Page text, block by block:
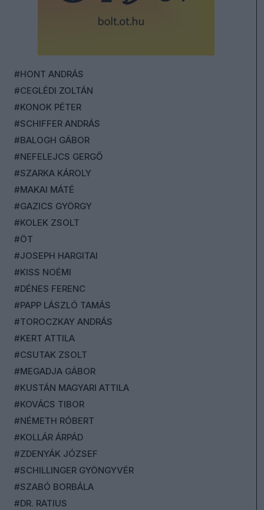
#HONT ANDRÁS
#CEGLÉDI ZOLTÁN
#KONOK PÉTER
#SCHIFFER ANDRÁS
#BALOGH GÁBOR
#NEFELEJCS GERGŐ
#SZARKA KÁROLY
#MAKAI MÁTÉ
#GAZICS GYÖRGY
#KOLEK ZSOLT
#ÖT
#JOSEPH HARGITAI
#KISS NOÉMI
#DÉNES FERENC
#PAPP LÁSZLÓ TAMÁS
#TOROCZKAY ANDRÁS
#KERT ATTILA
#CSUTAK ZSOLT
#MEGADJA GÁBOR
#KUSTÁN MAGYARI ATTILA
#KOVÁCS TIBOR
#NÉMETH RÓBERT
#KOLLÁR ÁRPÁD
#ZDENYÁK JÓZSEF
#SCHILLINGER GYÖNGYVÉR
#SZABÓ BORBÁLA
#DR. RATIUS